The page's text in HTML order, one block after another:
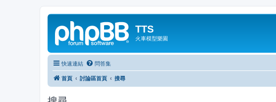
TTS
火車模型樂園
快速連結 問答集
首頁 討論區首頁 搜尋